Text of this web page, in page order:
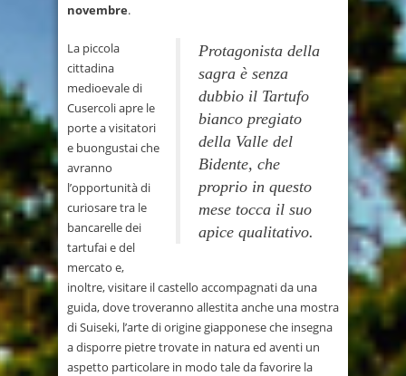
novembre.
Protagonista della
sagra è senza
dubbio il Tartufo
bianco pregiato
della Valle del
Bidente, che
proprio in questo
mese tocca il suo
apice qualitativo.
La piccola
cittadina
medioevale di
Cusercoli apre le
porte a visitatori
e buongustai che
avranno
l’opportunità di
curiosare tra le
bancarelle dei
tartufai e del
mercato e,
inoltre, visitare il castello accompagnati da una
guida, dove troveranno allestita anche una mostra
di Suiseki, l’arte di origine giapponese che insegna
a disporre pietre trovate in natura ed aventi un
aspetto particolare in modo tale da favorire la